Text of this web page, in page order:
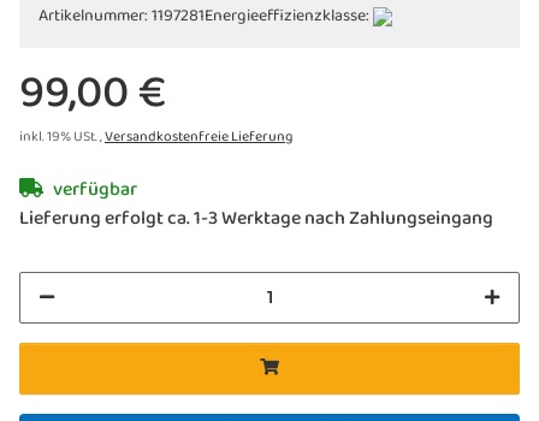
Artikelnummer:1197281Energieeffizienzklasse:
99,00 €
inkl. 19% USt. ,Versandkostenfreie Lieferung
verfügbar
Lieferung erfolgt ca. 1-3 Werktage nach Zahlungseingang